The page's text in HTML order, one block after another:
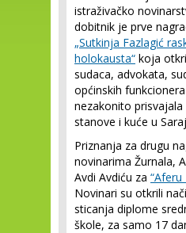
istraživačko
dobitnik je prve
„Sutkinja Fazlagić
holokausta“ koja
sudaca, advokata,
općinskih
nezakonito prisvajala
stanove i kuće u
Priznanja za drugu
novinarima Žurnala,
Avdi Avdiću za “Aferu
Novinari su otkrili
sticanja diplome
škole, za samo 17